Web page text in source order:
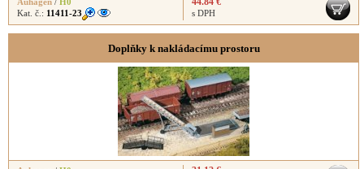
Kat. č.: 11411-23 s DPH
Doplňky k nakládacímu prostoru